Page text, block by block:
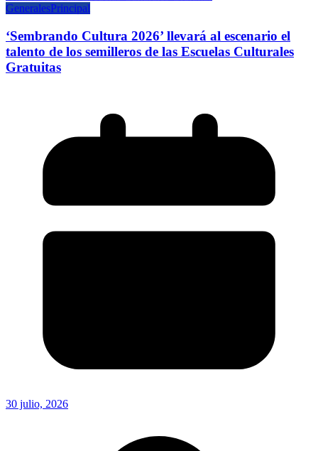
GeneralesPrincipal
‘Sembrando Cultura 2026’ llevará al escenario el
talento de los semilleros de las Escuelas Culturales
Gratuitas
30 julio, 2026